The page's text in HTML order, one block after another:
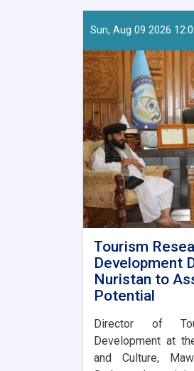
Sun, Aug 09 2026
Tourism
Development
Nuristan to
Potential
Director of
Development at
and Culture,